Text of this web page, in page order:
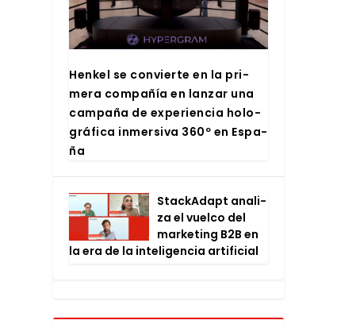
Hen­kel se con­vier­te en la pri­
me­ra com­pa­ñía en lan­zar una
cam­pa­ña de expe­rien­cia holo­
grá­fi­ca inmer­si­va 360º en Espa­
ña
Stac­kA­dapt ana­li­
za el vuel­co del
mar­ke­ting B2B en
la era de la inte­li­gen­cia arti­fi­cial